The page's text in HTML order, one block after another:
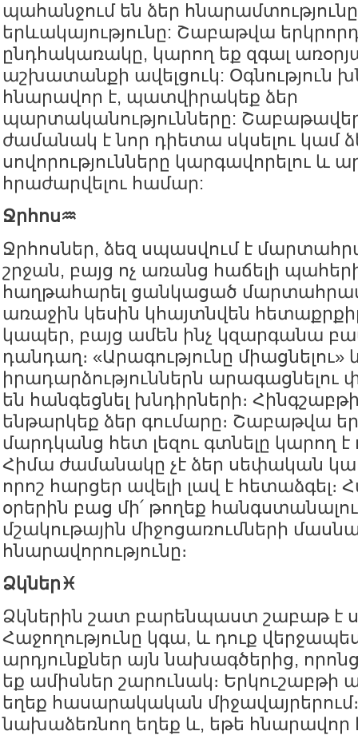
պահանջում են ձեր
երևակայությունը: Շաբաթվա
ընդհակառակը, կարող եք զգալ
աշխատանքի ավելցուկ: Օգնություն
հնարավոր է, պատվիրակեք ձեր
պարտականությունները:
ժամանակ է նոր դիետա սկսելու կամ
սովորությունները կարգավորելու և
հրաժարվելու համար:
Ջրհոս♒️
Ջրհոսներ, ձեզ սպասվում է
շրջան, բայց ոչ առանց հաճելի
հաղթահարել ցանկացած
առաջին կեսին կհայտնվեն
կապեր, բայց ամեն ինչ կզարգանա
դանդաղ։ «Արագությունը միացնելու»
իրադարձություններն արագացնելու
են հանգեցնել խնդիրների։ Հինգշաբթի
ենթարկեք ձեր գումարը։ Շաբաթվա
մարդկանց հետ լեզու գտնելը կարող է
Հիմա ժամանակը չէ ձեր սեփական
որոշ հարցեր ավելի լավ է հետաձգել։
օրերին բաց մի՛ թողեք
մշակութային միջոցառումների
հնարավորությունը։
Ձկներ♓️
Ձկներին շատ բարենպաստ շաբաթ է
Հաջողությունը կգա, և դուք
արդյունքներ այն նախագծերից,
եք ամիսներ շարունակ։ Երկուշաբթի
եղեք հասարակական
նախաձեռնող եղեք և, եթե